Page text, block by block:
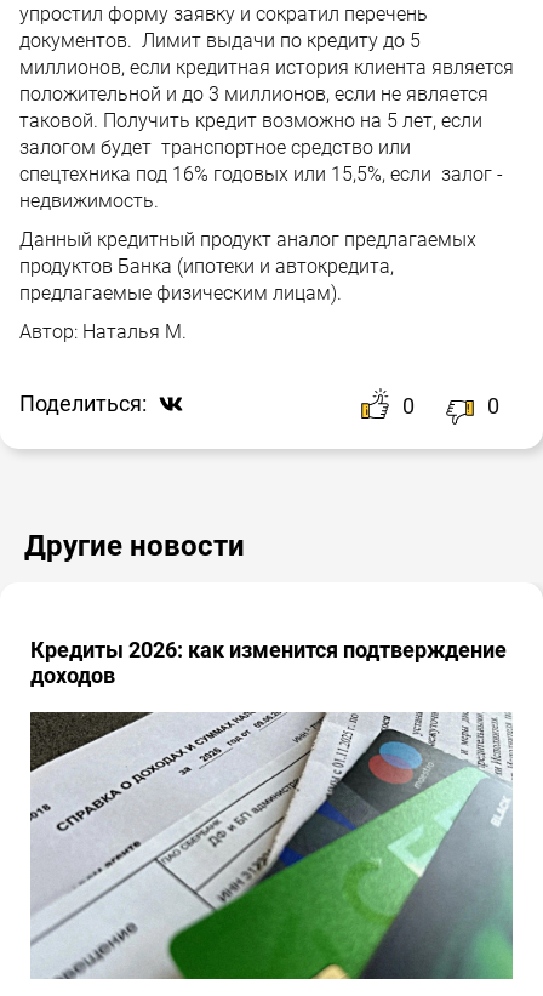
упростил форму заявку и сократил перечень
документов. Лимит выдачи по кредиту до 5
миллионов, если кредитная история клиента является
положительной и до 3 миллионов, если не является
таковой. Получить кредит возможно на 5 лет, если
залогом будет транспортное средство или
спецтехника под 16% годовых или 15,5%, если залог -
недвижимость.
Данный кредитный продукт аналог предлагаемых
продуктов Банка (ипотеки и автокредита,
предлагаемые физическим лицам).
Автор: Наталья М.
Поделиться: 0 0
Другие новости
Кредиты 2026: как изменится подтверждение
доходов